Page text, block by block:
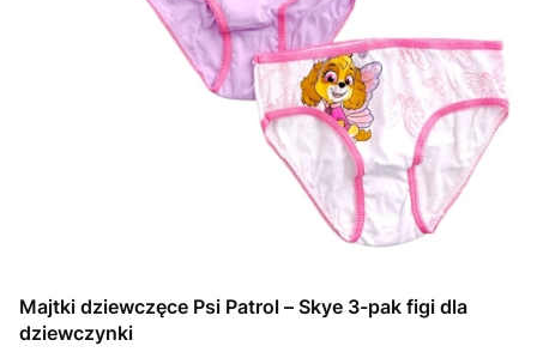
Majtki dziewczęce Psi Patrol – Skye 3-pak figi dla
dziewczynki